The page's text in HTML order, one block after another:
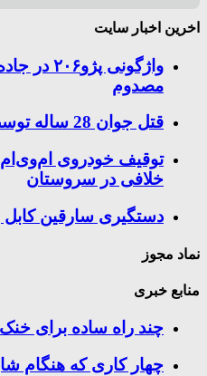
اخرین اخبار سایت
مصدوم
قتل جوان 28 ساله توسط قاتل 15 ساله در کازرون
خلافی در سروستان
دستگیری سارقین کابل
نماد مجوز
منابع خبری
چند راه‌ ساده برای
چهار کاری که هنگام